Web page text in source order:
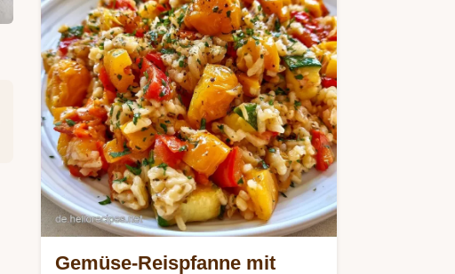
Gemüse-Reispfanne mit